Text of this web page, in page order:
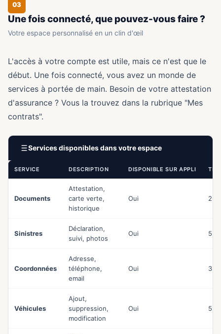
03
Une fois connecté, que pouvez-vous faire ?
Votre espace personnalisé en un clin d'œil
L'accès à votre compte est utile, mais ce n'est que le
début. Une fois connecté, vous avez un monde de
services à portée de main. Besoin de votre attestation
d'assurance ? Vous la trouvez dans la rubrique "Mes
contrats".
Services disponibles dans votre espace
SERVICE DESCRIPTION DISPONIBLE SUR APPLI
Documents
Attestation,
carte verte,
historique
Oui 2
Sinistres
Déclaration,
suivi, photos
Oui 5-
Coordonnées
Adresse,
téléphone,
email
Oui 3
Véhicules
Ajout,
suppression,
modification
Oui 5